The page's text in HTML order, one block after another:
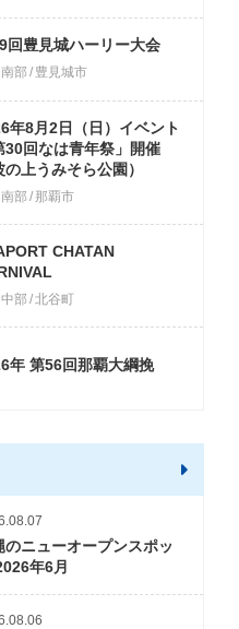
回豊見城ハーリー大会
部 豊見城市
年8月2日（日）イベント
30回なは青年祭」開催
の上うみそら公園）
部 那覇市
CHATAN
部 北谷町
年 第56回那覇大綱挽
のニューオープンスポッ
年6月